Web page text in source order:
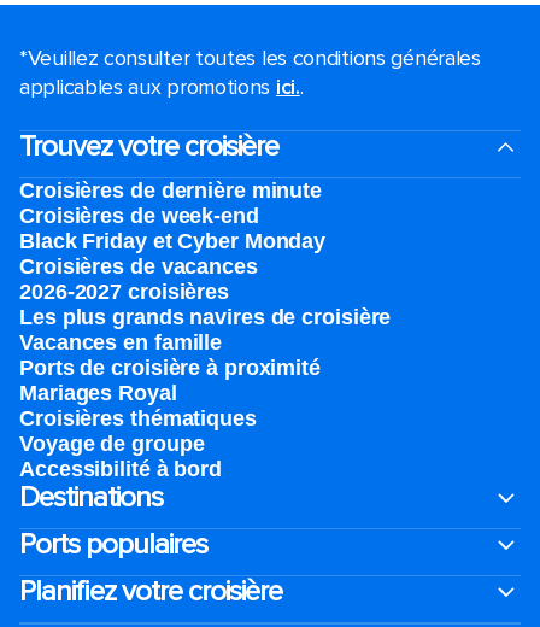
*Veuillez consulter toutes les conditions générales
applicables aux promotions ici..
Trouvez votre croisière
Croisières de dernière minute
Croisières de week-end
Black Friday et Cyber Monday
Croisières de vacances
2026-2027 croisières
Les plus grands navires de croisière
Vacances en famille
Ports de croisière à proximité
Mariages Royal
Croisières thématiques
Voyage de groupe​
Accessibilité à bord​
Destinations
Ports populaires
Planifiez votre croisière